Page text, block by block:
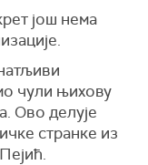
још нема
чули њихову
Ово делује
странке из